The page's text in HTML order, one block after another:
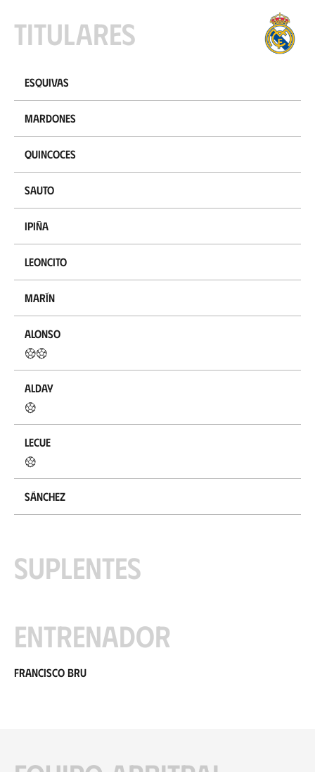
Titulares
Esquivas
Mardones
Quincoces
Sauto
Ipiña
Leoncito
Marín
Alonso
Alday
Lecue
Sánchez
Suplentes
Entrenador
Francisco Bru